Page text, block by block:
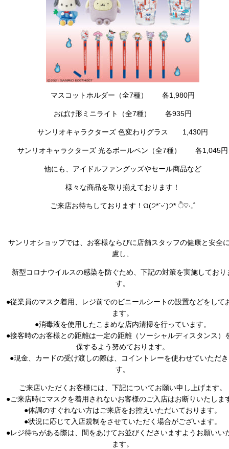
マスコットホルダー（全7種） 各1,980円
おばけ形ミニライト（全7種） 各935円
サンリオキャラクターズ 色変わりグラス 1,430円
サンリオキャラクターズ 光るボールペン（全7種） 各1,045円
他にも、アイドルファングッズやセール商品など
様々な商品を取り揃えております！
ご来店お待ちしております！ଘ(੭*ˊᵕˋ)੭* ੈ♡‧₊˚
サンリオショップでは、お客様ならびに店舗スタッフの健康と安全
慮し、
新型コロナウイルスの感染を防ぐため、下記の対策を実施しており
す。
●従業員のマスク着用、レジ前でのビニールシートの設置などをして
ます。
●消毒液を使用したこまめな店内清掃を行っています。
●接客時のお客様との距離は一定の距離（ソーシャルディスタンス）
保するよう努めております。
●現金、カードの受け渡しの際は、コイントレーを使わせていただ
す。
ご来店いただくお客様には、下記についてお願い申し上げます。
●ご来店時にマスクを着用されないお客様のご入店はお断りいたしま
●体調のすぐれない方はご来店をお控えいただいております。
●状況に応じて入店規制をさせていただく場合がございます。
●レジ待ちがある際は、間をあけてお並びくださいますようお願いい
ます。